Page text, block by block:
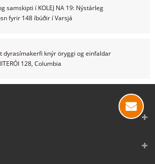
samskipti í KOLEJ NA 19: Nýstárleg
fyrir 148 íbúðir í Varsjá
dyrasímakerfi knýr öryggi og einfaldar
128, Columbia